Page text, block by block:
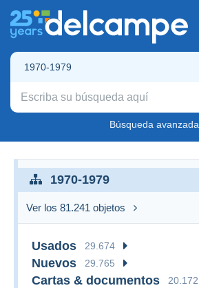
1970-1979
Búsqueda avanzada
1970-1979
Ver los 81.241 objetos
Usados 29.674
Nuevos 29.765
Cartas & documentos 20.172